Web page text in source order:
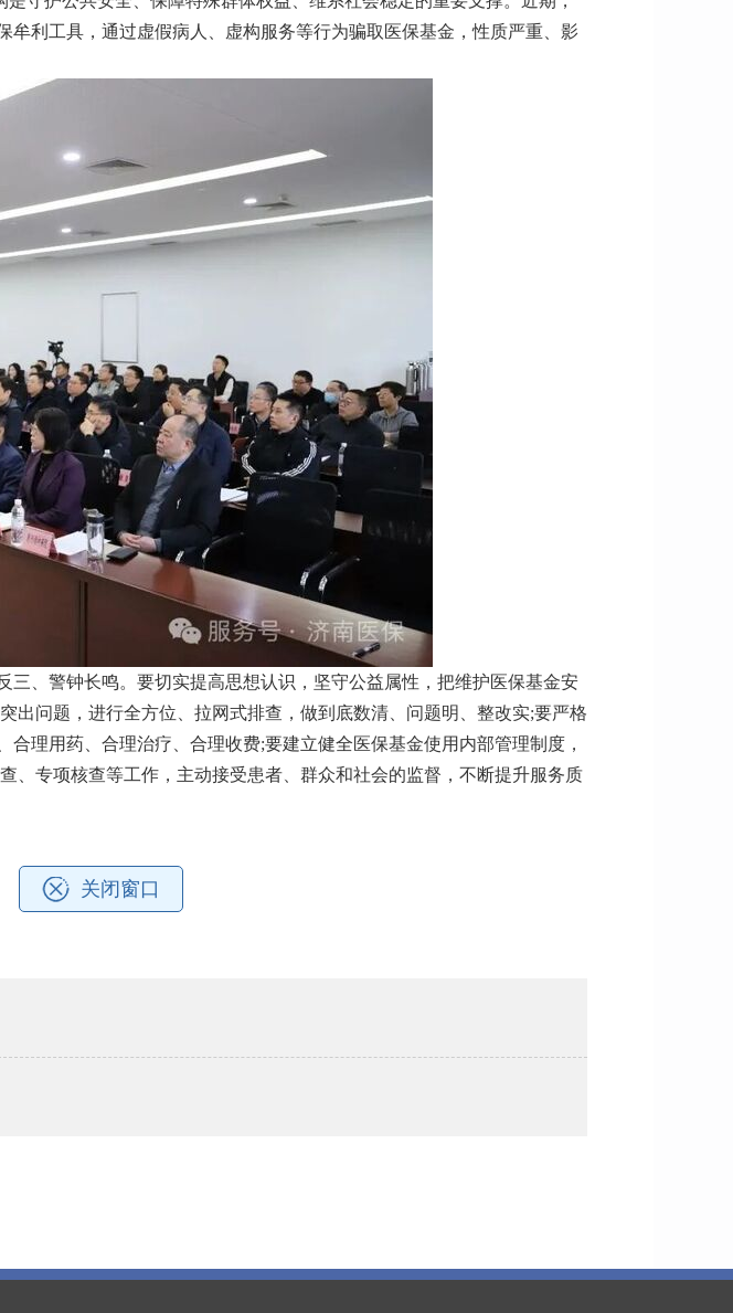
利工具，通过虚假病人、虚构服务等行为骗取医保基金，性质严重、影
、警钟长鸣。要切实提高思想认识，坚守公益属性，把维护医保基金安
出问题，进行全方位、拉网式排查，做到底数清、问题明、整改实;要严格
理用药、合理治疗、合理收费;要建立健全医保基金使用内部管理制度，
、专项核查等工作，主动接受患者、群众和社会的监督，不断提升服务质
关闭窗口